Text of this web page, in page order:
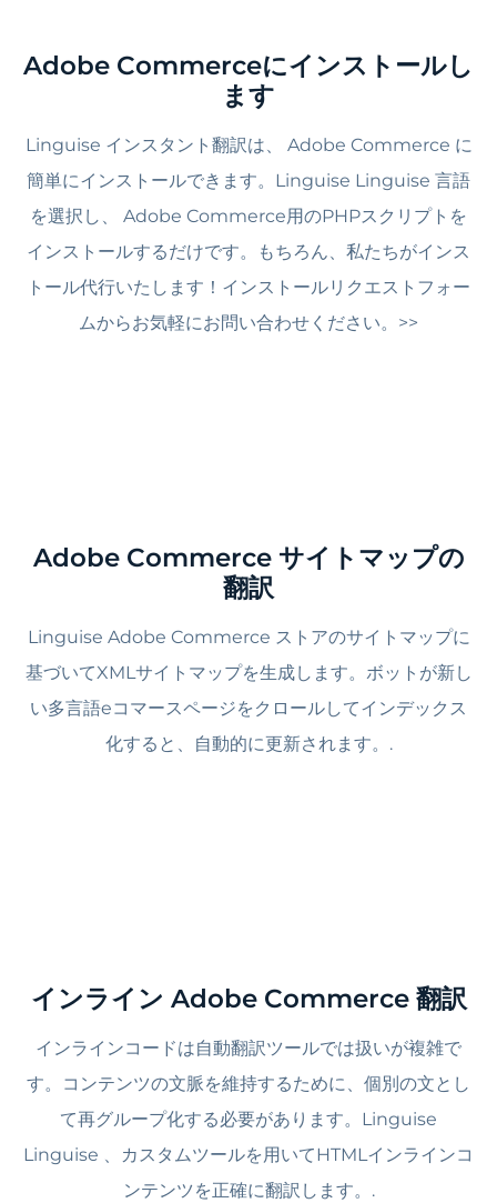
Adobe Commerceにインストールし
ます
Linguise インスタント翻訳は、 Adobe Commerce に
簡単にインストールできます。Linguise Linguise 言語
を選択し、 Adobe Commerce用のPHPスクリプトを
インストールするだけです。もちろん、私たちがインス
トール代行いたします！インストールリクエストフォー
ムからお気軽にお問い合わせください。>>
Adobe Commerce サイトマップの
翻訳
Linguise Adobe Commerce ストアのサイトマップに
基づいてXMLサイトマップを生成します。ボットが新し
い多言語eコマースページをクロールしてインデックス
化すると、自動的に更新されます。.
インライン Adobe Commerce 翻訳
インラインコードは自動翻訳ツールでは扱いが複雑で
す。コンテンツの文脈を維持するために、個別の文とし
て再グループ化する必要があります。Linguise
Linguise 、カスタムツールを用いてHTMLインラインコ
ンテンツを正確に翻訳します。.